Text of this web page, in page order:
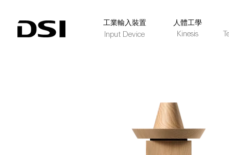
​工業輸入裝置
Input Device
人體工學
Kinesis